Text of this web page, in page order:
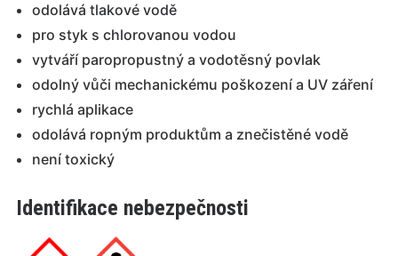
odolává tlakové vodě
pro styk s chlorovanou vodou
vytváří paropropustný a vodotěsný povlak
odolný vůči mechanickému poškození a UV záření
rychlá aplikace
odolává ropným produktům a znečistěné vodě
není toxický
Identifikace nebezpečnosti